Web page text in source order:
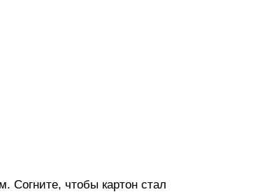
Согните, чтобы картон стал